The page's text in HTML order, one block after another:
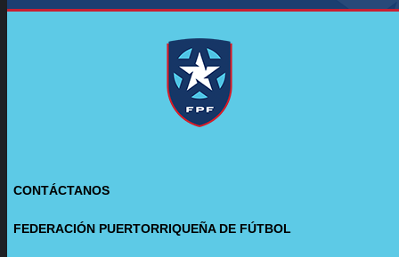
CONTÁCTANOS
FEDERACIÓN PUERTORRIQUEÑA DE FÚTBOL